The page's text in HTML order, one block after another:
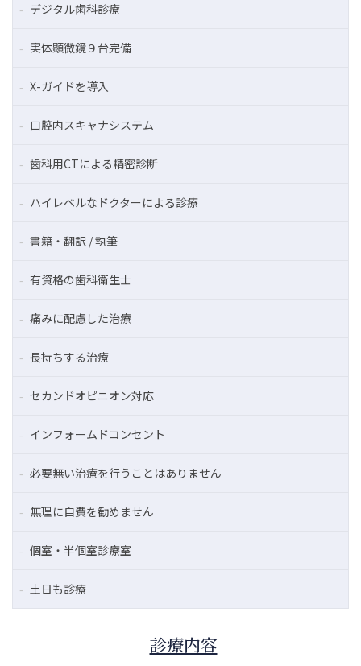
デジタル歯科診療
実体顕微鏡９台完備
X-ガイドを導入
口腔内スキャナシステム
歯科用CTによる精密診断
ハイレベルなドクターによる診療
書籍・翻訳 / 執筆
有資格の歯科衛生士
痛みに配慮した治療
長持ちする治療
セカンドオピニオン対応
インフォームドコンセント
必要無い治療を行うことはありません
無理に自費を勧めません
個室・半個室診療室
土日も診療
診療内容